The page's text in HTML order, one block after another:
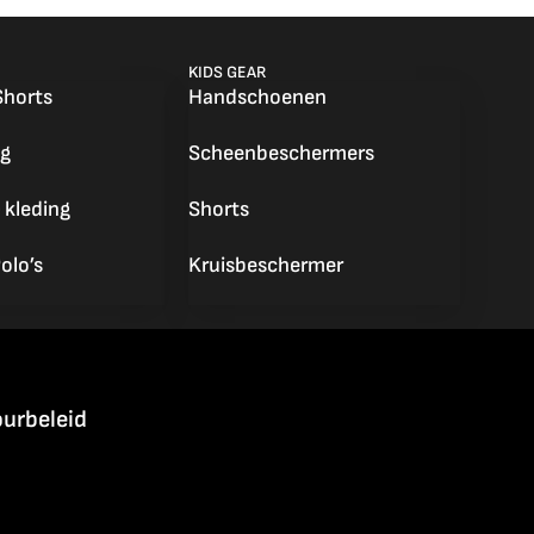
kleding
KIDS GEAR
Handschoenen
Scheenbeschermers
Shorts
Kruisbeschermer